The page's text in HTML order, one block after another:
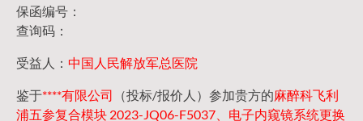
保函编号：
查询码：
受益人： 中国人民解放军总医院
鉴于****有限公司 （投标/报价人）参加贵方的麻醉科飞利
浦五参复合模块 2023-JQ06-F5037、电子内窥镜系统更换